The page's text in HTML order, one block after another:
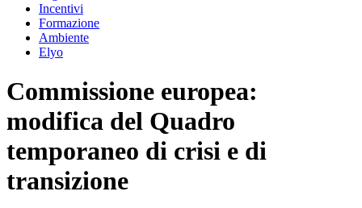
Incentivi
Formazione
Ambiente
Elyo
Commissione europea:
modifica del Quadro
temporaneo di crisi e di
transizione